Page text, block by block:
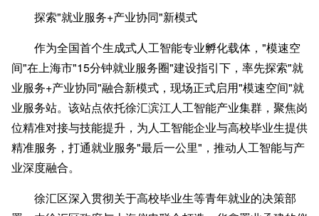
探索"就业服务+产业协同"新模式
作为全国首个生成式人工智能专业孵化载体，"模速空
间"在上海市"15分钟就业服务圈"建设指引下，率先探索"就
业服务+产业协同"融合新模式，现场正式启用"模速空间"就
业服务站。该站点依托徐汇滨江人工智能产业集群，聚焦岗
位精准对接与技能提升，为人工智能企业与高校毕业生提供
精准服务，打通就业服务"最后一公里"，推动人工智能与产
业深度融合。
徐汇区深入贯彻关于高校毕业生等青年就业的决策部